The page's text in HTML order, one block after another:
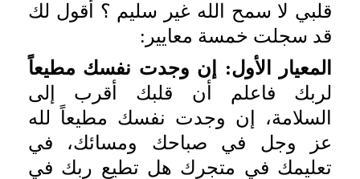
قلبي لا سمح الله غير سليم ؟ أقول لك
قد سجلت خمسة معايير:
المعيار الأول: إن وجدت نفسك مطيعاً
لربك فاعلم أن قلبك أقرب إلى
السلامة، إن وجدت نفسك مطيعاً لله
عز وجل في صباحك ومسائك، في
تعليمك في متجرك هل تطيع ربك في